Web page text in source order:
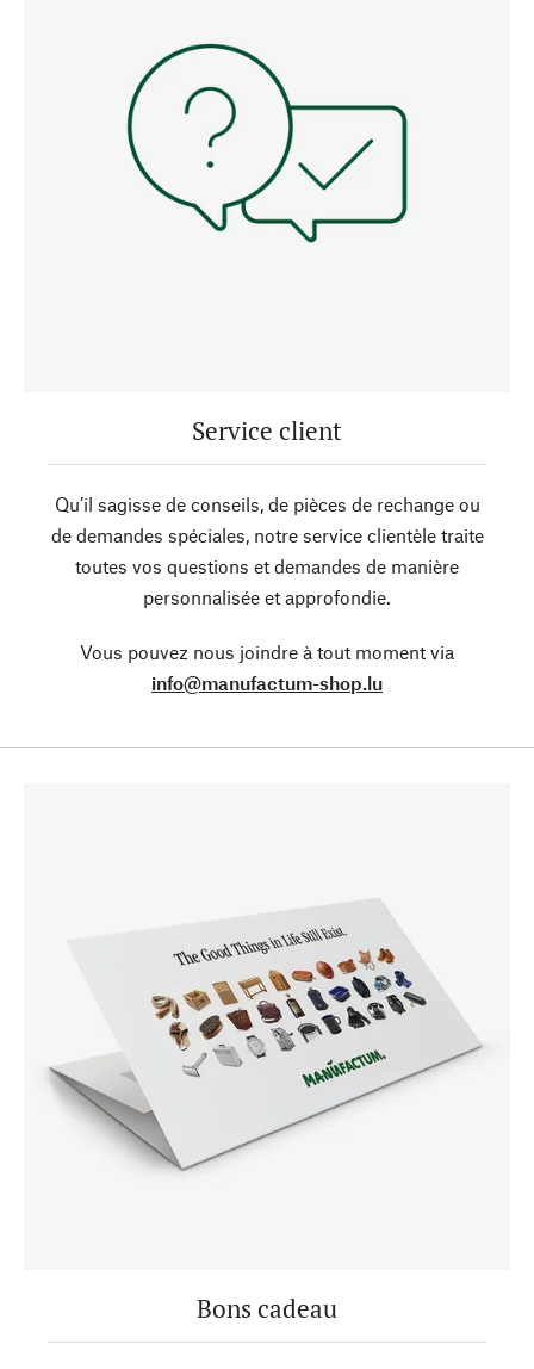
Service client
Qu’il sagisse de conseils, de pièces de rechange ou
de demandes spéciales, notre service clientèle traite
toutes vos questions et demandes de manière
personnalisée et approfondie.
Vous pouvez nous joindre à tout moment via
info@manufactum-shop.lu
Bons cadeau